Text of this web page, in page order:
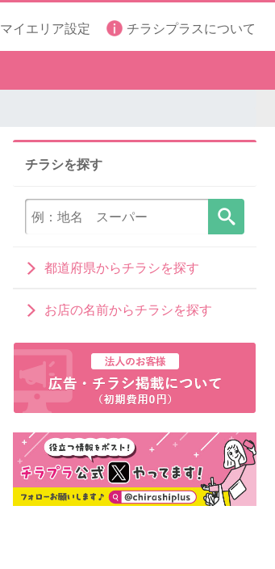
マイエリア設定 チラシプラスについて
8月のお買得情報
チラシを探す
都道府県からチラシを探す
お店の名前からチラシを探す